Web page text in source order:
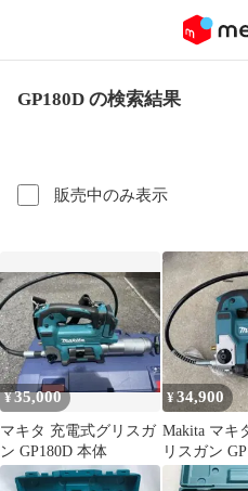
GP180D の検索結果
販売中のみ表示
¥35,000
マキタ 充電式グリスガ
ン GP180D 本体
¥34,900
Makita マキ
リスガン
18V